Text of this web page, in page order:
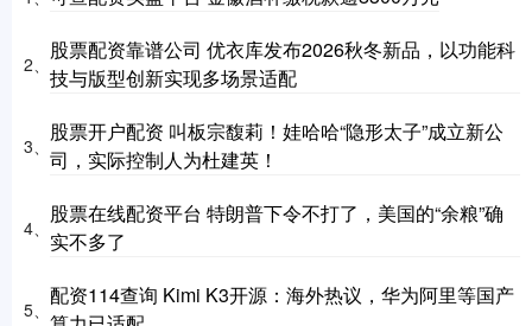
2、
股票配资靠谱公司 优衣库发布2026秋冬新品，以功能科
技与版型创新实现多场景适配
3、
股票开户配资 叫板宗馥莉！娃哈哈“隐形太子”成立新公
司，实际控制人为杜建英！
4、
股票在线配资平台 特朗普下令不打了，美国的“余粮”确
实不多了
5、
配资114查询 Kimi K3开源：海外热议，华为阿里等国产